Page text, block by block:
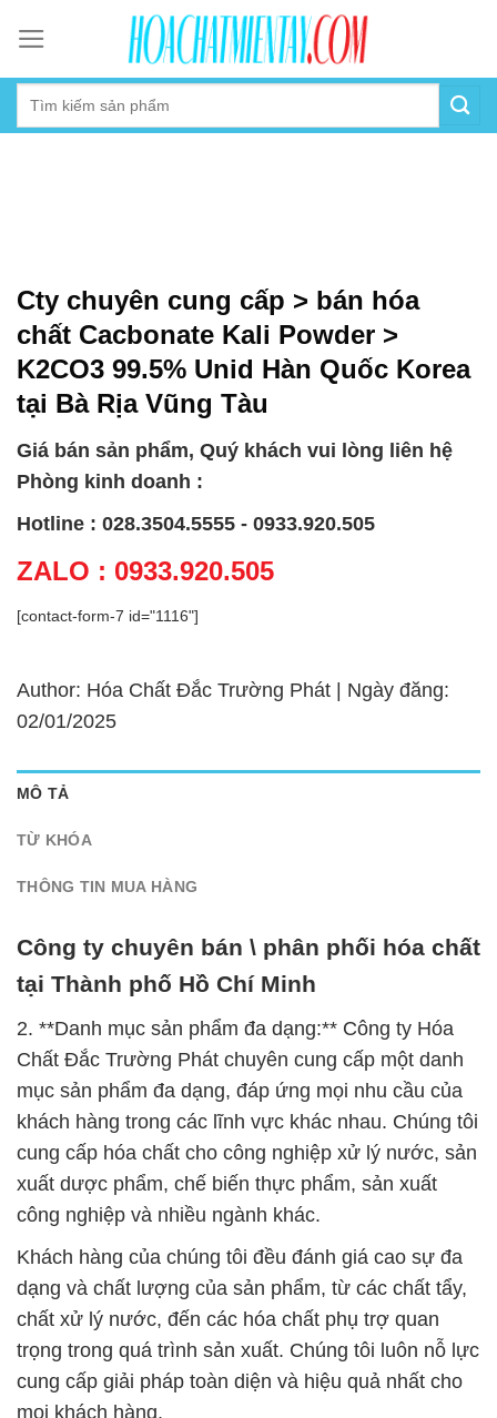
content
Cty chuyên cung cấp > bán hóa
chất Cacbonate Kali Powder >
K2CO3 99.5% Unid Hàn Quốc Korea
tại Bà Rịa Vũng Tàu
Giá bán sản phẩm, Quý khách vui lòng liên hệ
Phòng kinh doanh :
Hotline : 028.3504.5555 - 0933.920.505
ZALO : 0933.920.505
[contact-form-7 id="1116"]
Author: Hóa Chất Đắc Trường Phát | Ngày đăng:
02/01/2025
MÔ TẢ
TỪ KHÓA
THÔNG TIN MUA HÀNG
Công ty chuyên bán \ phân phối hóa chất
tại Thành phố Hồ Chí Minh
2. **Danh mục sản phẩm đa dạng:** Công ty Hóa
Chất Đắc Trường Phát chuyên cung cấp một danh
mục sản phẩm đa dạng, đáp ứng mọi nhu cầu của
khách hàng trong các lĩnh vực khác nhau. Chúng tôi
cung cấp hóa chất cho công nghiệp xử lý nước, sản
xuất dược phẩm, chế biến thực phẩm, sản xuất
công nghiệp và nhiều ngành khác.
Khách hàng của chúng tôi đều đánh giá cao sự đa
dạng và chất lượng của sản phẩm, từ các chất tẩy,
chất xử lý nước, đến các hóa chất phụ trợ quan
trọng trong quá trình sản xuất. Chúng tôi luôn nỗ lực
cung cấp giải pháp toàn diện và hiệu quả nhất cho
mọi khách hàng.